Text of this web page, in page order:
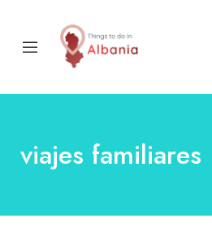
viajes familiares